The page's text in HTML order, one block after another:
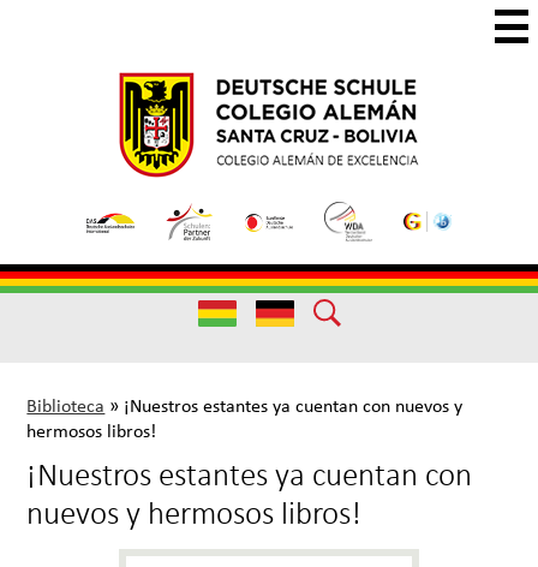
to
main
content
Colegio
Santa
Cruz
Colegio
de
Excelencia
Useful
Links
Useful
Biblioteca » ¡Nuestros estantes ya cuentan con nuevos y
hermosos libros!
¡Nuestros estantes ya cuentan con
nuevos y hermosos libros!